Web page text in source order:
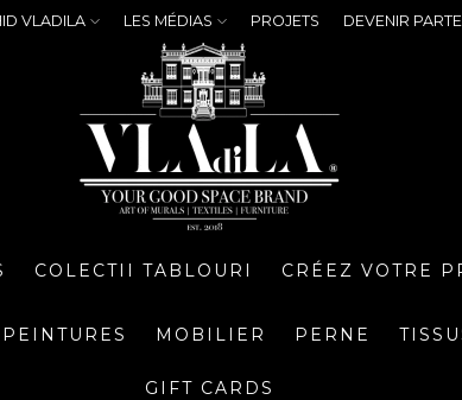
VLADILA LES MÉDIAS PROJETS DEVENIR
COLECTII TABLOURI CRÉEZ VOTRE
PEINTURES MOBILIER PERNE
GIFT CARDS